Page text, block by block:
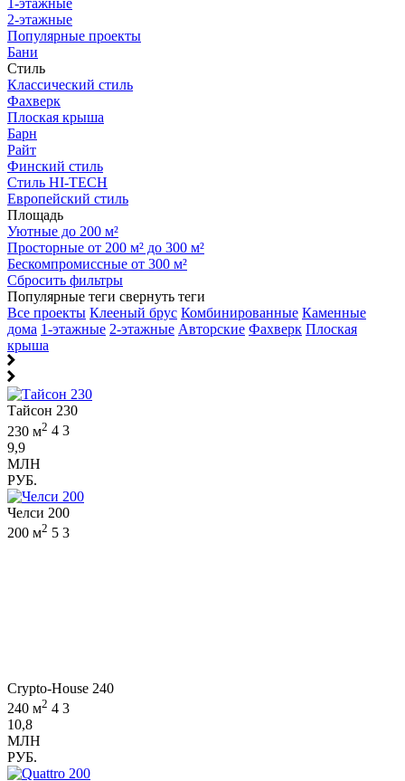
1-этажные
2-этажные
Популярные проекты
Бани
Стиль
Классический стиль
Фахверк
Плоская крыша
Барн
Райт
Финский стиль
Стиль HI-TECH
Европейский стиль
Площадь
Уютные до 200 м²
Просторные от 200 м² до 300 м²
Бескомпромиссные от 300 м²
Сбросить фильтры
Популярные теги свернуть теги
Все проекты Клееный брус Комбинированные Каменные
дома 1-этажные 2-этажные Авторские Фахверк Плоская
крыша
Тайсон 230
230 м2 4 3
9,9
МЛН
РУБ.
Челси 200
200 м2 5 3
Crypto-House 240
240 м2 4 3
10,8
МЛН
РУБ.